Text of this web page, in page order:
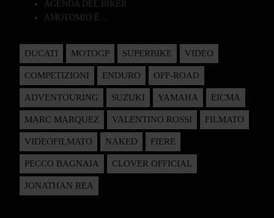
AGENDA DEL BIKER
AMOTOMIO È...
DUCATI MOTOGP SUPERBIKE VIDEO
COMPETIZIONI ENDURO OFF-ROAD
ADVENTOURING SUZUKI YAMAHA EICMA
MARC MARQUEZ VALENTINO ROSSI FILMATO
VIDEOFILMATO NAKED FIERE
PECCO BAGNAIA CLOVER OFFICIAL
JONATHAN REA